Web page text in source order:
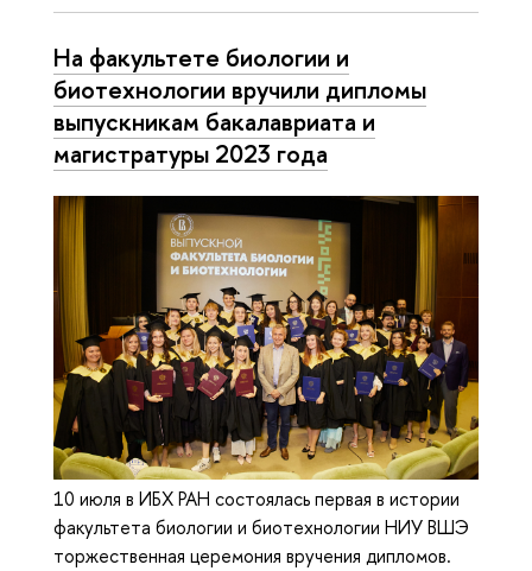
На факультете биологии и
биотехнологии вручили дипломы
выпускникам бакалавриата и
магистратуры 2023 года
10 июля в ИБХ РАН состоялась первая в истории
факультета биологии и биотехнологии НИУ ВШЭ
торжественная церемония вручения дипломов.